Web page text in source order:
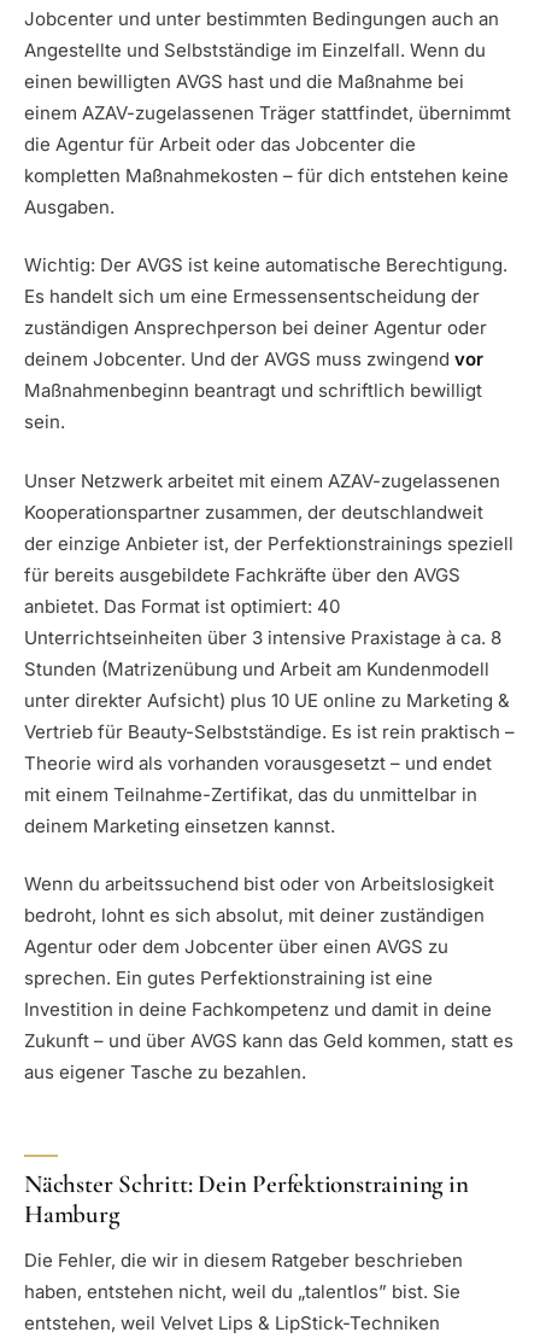
Jobcenter und unter bestimmten Bedingungen auch an
Angestellte und Selbstständige im Einzelfall. Wenn du
einen bewilligten AVGS hast und die Maßnahme bei
einem AZAV-zugelassenen Träger stattfindet, übernimmt
die Agentur für Arbeit oder das Jobcenter die
kompletten Maßnahmekosten – für dich entstehen keine
Ausgaben.
Wichtig: Der AVGS ist keine automatische Berechtigung.
Es handelt sich um eine Ermessensentscheidung der
zuständigen Ansprechperson bei deiner Agentur oder
deinem Jobcenter. Und der AVGS muss zwingend vor
Maßnahmenbeginn beantragt und schriftlich bewilligt
sein.
Unser Netzwerk arbeitet mit einem AZAV-zugelassenen
Kooperationspartner zusammen, der deutschlandweit
der einzige Anbieter ist, der Perfektionstrainings speziell
für bereits ausgebildete Fachkräfte über den AVGS
anbietet. Das Format ist optimiert: 40
Unterrichtseinheiten über 3 intensive Praxistage à ca. 8
Stunden (Matrizenübung und Arbeit am Kundenmodell
unter direkter Aufsicht) plus 10 UE online zu Marketing &
Vertrieb für Beauty-Selbstständige. Es ist rein praktisch –
Theorie wird als vorhanden vorausgesetzt – und endet
mit einem Teilnahme-Zertifikat, das du unmittelbar in
deinem Marketing einsetzen kannst.
Wenn du arbeitssuchend bist oder von Arbeitslosigkeit
bedroht, lohnt es sich absolut, mit deiner zuständigen
Agentur oder dem Jobcenter über einen AVGS zu
sprechen. Ein gutes Perfektionstraining ist eine
Investition in deine Fachkompetenz und damit in deine
Zukunft – und über AVGS kann das Geld kommen, statt es
aus eigener Tasche zu bezahlen.
Nächster Schritt: Dein Perfektionstraining in
Hamburg
Die Fehler, die wir in diesem Ratgeber beschrieben
haben, entstehen nicht, weil du „talentlos” bist. Sie
entstehen, weil Velvet Lips & LipStick-Techniken